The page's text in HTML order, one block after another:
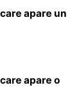
apare un
apare o